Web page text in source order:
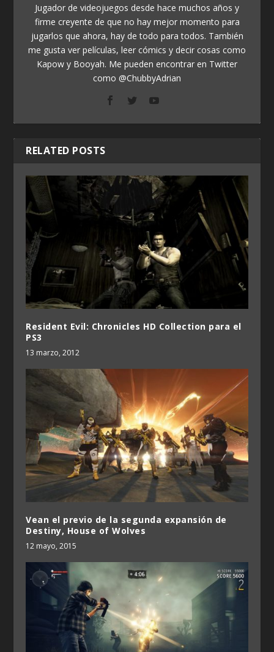
Jugador de videojuegos desde hace muchos años y
firme creyente de que no hay mejor momento para
jugarlos que ahora, hay de todo para todos. También
me gusta ver películas, leer cómics y decir cosas como
Kapow y Booyah. Me pueden encontrar en Twitter
como @ChubbyAdrian
RELATED POSTS
Resident Evil: Chronicles HD Collection para el
PS3
13 marzo, 2012
Vean el previo de la segunda expansión de
Destiny, House of Wolves
12 mayo, 2015